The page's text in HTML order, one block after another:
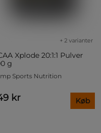
Xplode 20:1:1 Pulver
g
+ 2 varianter
Sports Nutrition
kr Køb